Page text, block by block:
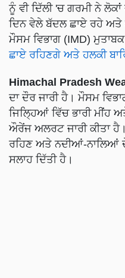
ਨੂੰ ਵੀ ਦਿੱਲੀ 'ਚ ਗਰਮੀ ਨੇ
ਦਿਨ ਵੇਲੇ ਬੱਦਲ ਛਾਏ ਰਹੇ ਅਤੇ
ਮੌਸਮ ਵਿਭਾਗ (IMD)
ਛਾਏ ਰਹਿਣਗੇ ਅਤੇ ਹਲਕੀ
Himachal Pradesh
ਦਾ ਦੌਰ ਜਾਰੀ ਹੈ। ਮੌਸਮ
ਜਿਲ੍ਹਿਆਂ ਵਿੱਚ ਭਾਰੀ ਮੀਂਹ
ਔਰੇਂਜ ਅਲਰਟ ਜਾਰੀ ਕੀਤਾ
ਰਹਿਣ ਅਤੇ ਨਦੀਆਂ-ਨਾਲਿਆਂ
ਸਲਾਹ ਦਿੱਤੀ ਹੈ।